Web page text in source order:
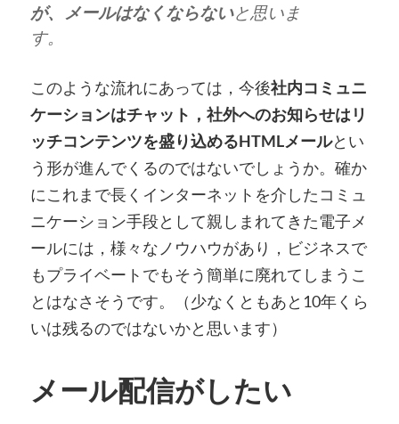
が、メールはなくならないと思いま
す。
このような流れにあっては，今後社内コミュニ
ケーションはチャット，社外へのお知らせはリ
ッチコンテンツを盛り込めるHTMLメールとい
う形が進んでくるのではないでしょうか。確か
にこれまで長くインターネットを介したコミュ
ニケーション手段として親しまれてきた電子メ
ールには，様々なノウハウがあり，ビジネスで
もプライベートでもそう簡単に廃れてしまうこ
とはなさそうです。（少なくともあと10年くら
いは残るのではないかと思います）
メール配信がしたい